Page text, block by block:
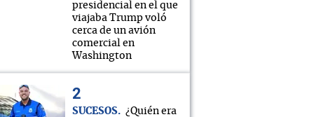
presidencial en el que
viajaba Trump voló
cerca de un avión
comercial en
Washington
SUCESOS
¿Quién era